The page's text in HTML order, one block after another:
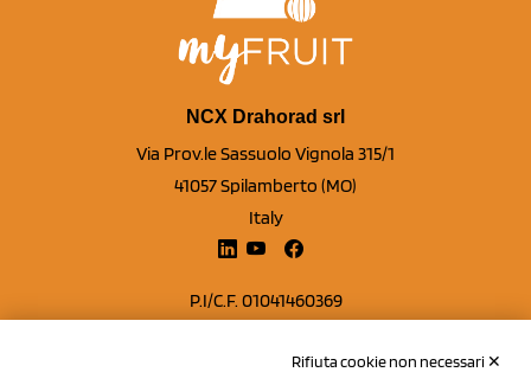
NCX Drahorad srl
Via Prov.le Sassuolo Vignola 315/1
41057 Spilamberto (MO)
Italy
P.I/C.F. 01041460369
Capitale sociale Euro 50.000,00 i.v.Rifiuta cookie non necessari ✕